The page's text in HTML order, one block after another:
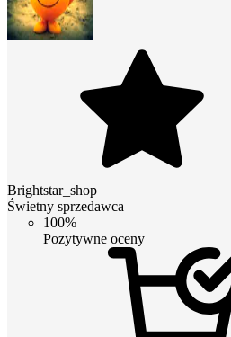
Brightstar_shop
Świetny sprzedawca
100%
Pozytywne oceny